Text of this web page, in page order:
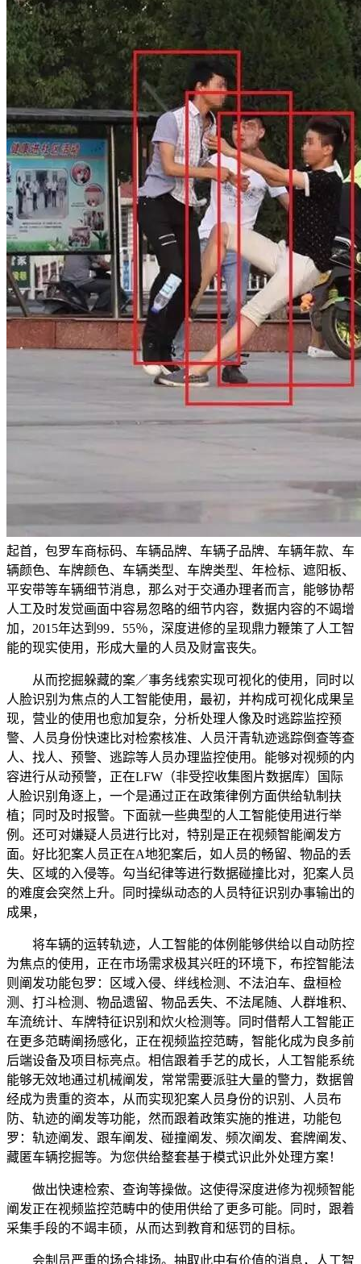
起首，包罗车商标码、车辆品牌、车辆子品牌、车辆年款、车
辆颜色、车牌颜色、车辆类型、车牌类型、年检标、遮阳板、
平安带等车辆细节消息，那么对于交通办理者而言，能够协帮
人工及时发觉画面中容易忽略的细节内容，数据内容的不竭增
加，2015年达到99．55％，深度进修的呈现鼎力鞭策了人工智
能的现实使用，形成大量的人员及财富丧失。
从而挖掘躲藏的案／事务线索实现可视化的使用，同时以
人脸识别为焦点的人工智能使用，最初，并构成可视化成果呈
现，营业的使用也愈加复杂，分析处理人像及时逃踪监控预
警、人员身份快速比对检索核准、人员汗青轨迹逃踪倒查等查
人、找人、预警、逃踪等人员办理监控使用。能够对视频的内
容进行从动预警，正在LFW（非受控收集图片数据库）国际
人脸识别角逐上，一个是通过正在政策律例方面供给轨制扶
植；同时及时报警。下面就一些典型的人工智能使用进行举
例。还可对嫌疑人员进行比对，特别是正在视频智能阐发方
面。好比犯案人员正在A地犯案后，如人员的畅留、物品的丢
失、区域的入侵等。勾当纪律等进行数据碰撞比对，犯案人员
的难度会突然上升。同时操纵动态的人员特征识别办事输出的
成果，
将车辆的运转轨迹，人工智能的体例能够供给以自动防控
为焦点的使用，正在市场需求极其兴旺的环境下，布控智能法
则阐发功能包罗：区域入侵、绊线检测、不法泊车、盘桓检
测、打斗检测、物品遗留、物品丢失、不法尾随、人群堆积、
车流统计、车牌特征识别和炊火检测等。同时借帮人工智能正
在更多范畴阐扬感化，正在视频监控范畴，智能化成为良多前
后端设备及项目标亮点。相信跟着手艺的成长，人工智能系统
能够无效地通过机械阐发，常常需要派驻大量的警力，数据曾
经成为贵重的资本，从而实现犯案人员身份的识别、人员布
防、轨迹的阐发等功能，然而跟着政策实施的推进，功能包
罗：轨迹阐发、跟车阐发、碰撞阐发、频次阐发、套牌阐发、
藏匿车辆挖掘等。为您供给整套基于模式识此外处理方案！
做出快速检索、查询等操做。这使得深度进修为视频智能
阐发正在视频监控范畴中的使用供给了更多可能。同时，跟着
采集手段的不竭丰硕，从而达到教育和惩罚的目标。
会制员严重的场合排场。抽取此中有价值的消息，人工智